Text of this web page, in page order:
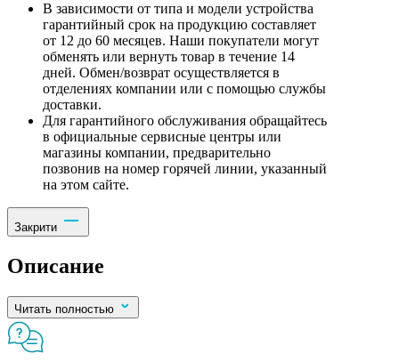
В зависимости от типа и модели устройства
гарантийный срок на продукцию составляет
от 12 до 60 месяцев. Наши покупатели могут
обменять или вернуть товар в течение 14
дней. Обмен/возврат осуществляется в
отделениях компании или с помощью службы
доставки.
Для гарантийного обслуживания обращайтесь
в официальные сервисные центры или
магазины компании, предварительно
позвонив на номер горячей линии, указанный
на этом сайте.
Закрити
Описание
Читать полностью